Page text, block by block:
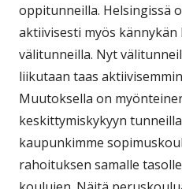
oppitunneilla. Helsingissä
aktiivisesti myös
välitunneilla. Nyt
liikutaan taas
Muutoksella on
keskittymiskykyyn
kaupunkimme
rahoituksen samalle